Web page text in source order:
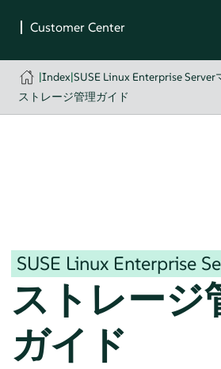
|Index|SUSE Linux Enterprise Server
ストレージ管理ガイド
SUSE Linux Enterprise
ストレージ
ガイド